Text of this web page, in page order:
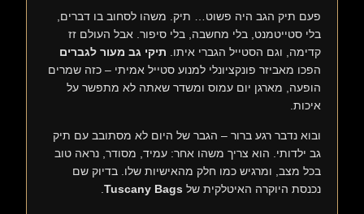
פעם תיק הגב היה פשוט… תיק. משהו לסחוב בו דברים,
בלי סטייטמנט, בלי מחשבה, בלי סיפור. אבל העולם זז
קדימה, וגם הסטייל הגברי איתו. תיקי גב מעור לגברים
הפכו מאביזר פונקציונלי למנוע סטייל אמיתי – כזה שמרים
הופעה, מארגן יום עמוס ומשדר שאתה לא מתפשר על
איכות.
ובוא נדבר רגע ברור – הגבר של היום לא מסתובב עם תיק
גב ילדותי. הוא צריך משהו אחר: עמיד, מסודר, נראה טוב
בכל מצב, ומרגיש כמו חלק מהאישיות שלו. בדיוק שם
נכנסת היוקרה האיטלקית של Tuscany Bags